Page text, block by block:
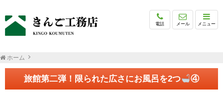
電話 メール メニュー
ホーム
旅館第二弾！限られた広さにお風呂を2つ ④